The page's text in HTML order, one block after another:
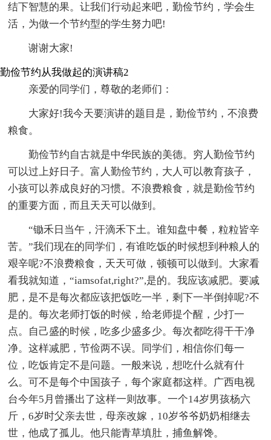
结下智慧的果。让我们行动起来吧，勤俭节约，学会生
活，为做一个节约型的学生努力吧!
谢谢大家!
勤俭节约从我做起的演讲稿2
亲爱的同学们，尊敬的老师们：
大家好!我今天要演讲的题目是，勤俭节约，不浪费
粮食。
勤俭节约自古就是中华民族的美德。穷人勤俭节约
可以过上好日子。富人勤俭节约，大人可以教育孩子，
小孩可以养成良好的习惯。不浪费粮食，就是勤俭节约
的重要方面，而且天天可以做到。
“锄禾日当午，汗滴禾下土。谁知盘中餐，粒粒皆辛
苦。”我们现在的同学们，有谁吃饭的时候想到种粮人的
艰辛呢?不浪费粮食，天天可做，顿顿可以做到。大家看
看我就知道，“iamsofat,right?”,是的。我应该减肥。要减
肥，是不是每次都应该把饭吃一半，剩下一半倒掉呢?不
是的。每次老师打饭的时候，给老师提个醒，少打一
点。自己盛的时候，吃多少盛多少。每次都吃得干干净
净。这样减肥，节俭两不误。同学们，相信你们每一
位，吃饭肯定不是问题。一般来说，想吃什么就有什
么。可不是每个中国孩子，每个家庭都这样。广西电视
台今年5月曾播出了这样一则故事。一个14岁男孩杨六
斤，6岁时父亲去世，母亲改嫁，10岁爷爷奶奶相继去
世，他成了孤儿。他只能青草填肚，捕鱼解馋。